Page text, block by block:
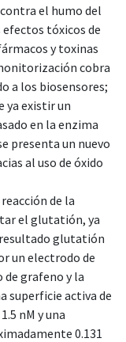
el humo del
tóxicos de
y toxinas
cobra
a los biosensores;
ya existir un
en la enzima
presenta un nuevo
al uso de óxido
de la
el glutatión, ya
glutatión
un electrodo de
grafeno y la
superficie activa de
nM y una
0.131